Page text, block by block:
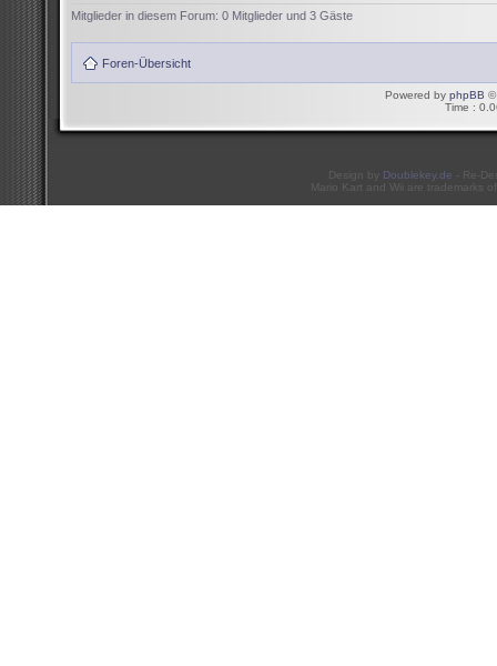
Mitglieder in diesem Forum: 0 Mitglieder und 3 Gäste
Foren-Übersicht
Powered by phpBB ©
Time :
Design by Doublekey.de - Re-
Mario Kart and Wii are trademarks